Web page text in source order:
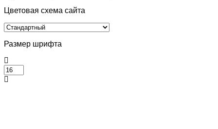
Цветовая схема сайта
Размер шрифта